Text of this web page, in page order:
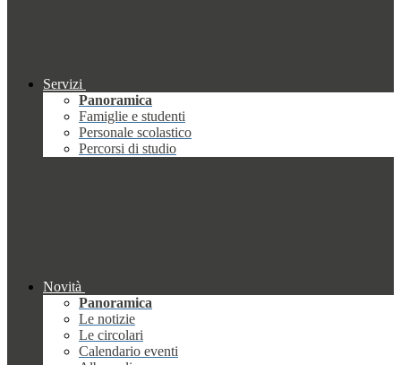
Servizi
Panoramica
Famiglie e studenti
Personale scolastico
Percorsi di studio
Novità
Panoramica
Le notizie
Le circolari
Calendario eventi